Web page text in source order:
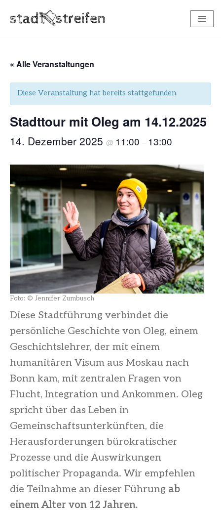
Zum
« Alle Veranstaltungen
Diese Veranstaltung hat bereits stattgefunden.
Stadttour mit Oleg am 14.12.2025
14. Dezember 2025 @ 11:00 – 13:00
Foto: © Jennifer Zumbusch
Diese Stadtführung verbindet die
persönliche Geschichte von Oleg, einem
Geschichtslehrer, der mit einem
humanitären Visum aus Moskau nach
Bonn kam, mit zentralen Fragen von
Flucht, Integration und Ankommen. Oleg
spricht über das Leben in
Gemeinschaftsunterkünften, die
Herausforderungen bürokratischer
Prozesse und die Auswirkungen
politischer Propaganda. Wir empfehlen
die Teilnahme an dieser Führung ab
einem Alter von 12 Jahren.